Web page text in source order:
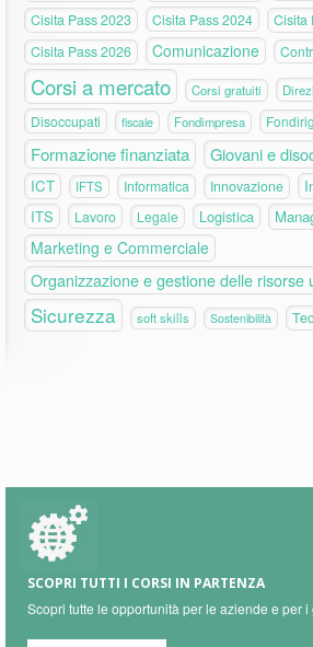
Cisita Pass 2023 Cisita Pass 2024
Cisita
Cisita Pass 2026
Comunicazione
Corsi a mercato Corsi gratuiti
Disoccupati fiscale Fondimpresa
Formazione finanziata Giovani e
ICT IFTS Informatica Innovazione
ITS
Lavoro Legale Logistica
Marketing e Commerciale
Organizzazione e gestione delle risorse
Sicurezza soft skills Sostenibilità
SCOPRI TUTTI I CORSI IN PARTENZA
Scopri tutte le opportunità per le aziende e per i